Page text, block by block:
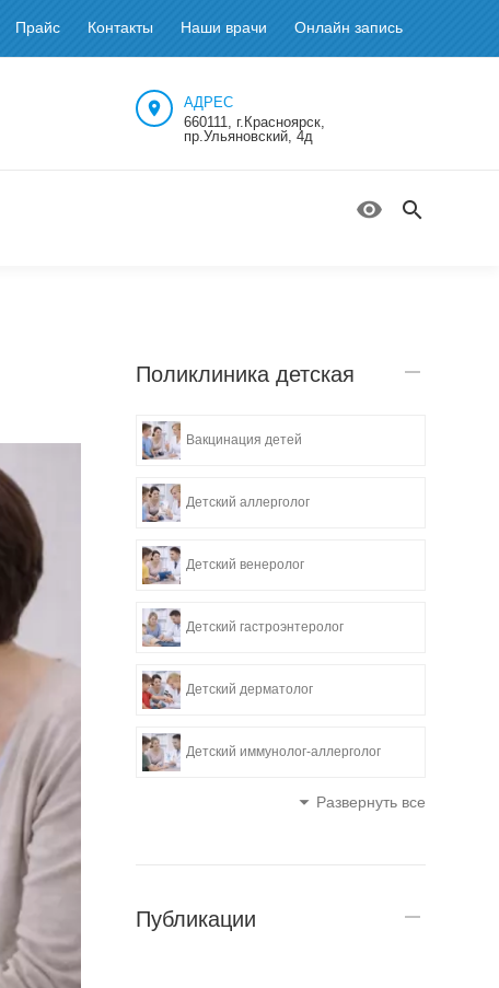
Прайс Контакты Наши врачи Онлайн запись
АДРЕС
660111, г.Красноярск,
пр.Ульяновский, 4д
Поликлиника детская
Вакцинация детей
Детский аллерголог
Детский венеролог
Детский гастроэнтеролог
Детский дерматолог
Детский иммунолог-аллерголог
Развернуть все
Публикации